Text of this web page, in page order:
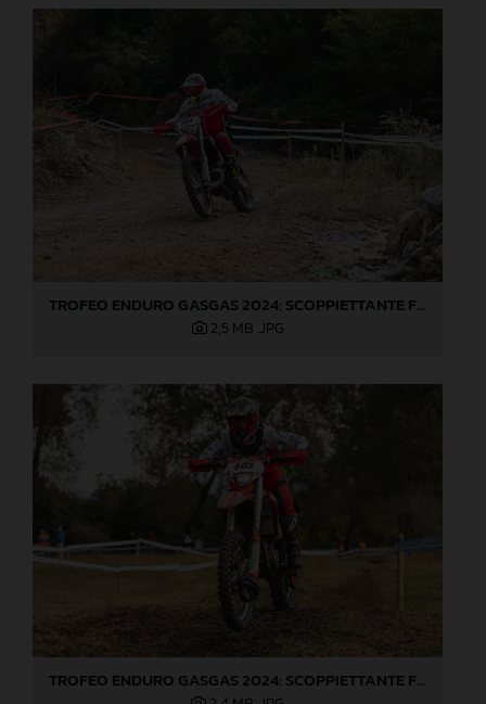
TROFEO ENDURO GASGAS 2024: SCOPPIETTANTE FINALE DI STAGIONE A LOVERE!
2,5 MB .JPG
TROFEO ENDURO GASGAS 2024: SCOPPIETTANTE FINALE DI STAGIONE A LOVERE!